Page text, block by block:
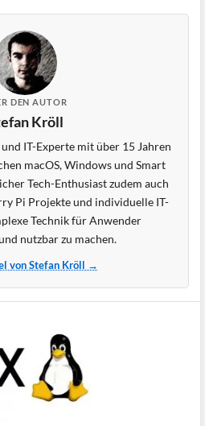
DEN AUTOR
Kröll
IT-Experte mit über 15 Jahren
macOS, Windows und Smart
Tech-Enthusiast zudem auch
Pi Projekte und individuelle IT-
Technik für Anwender
nutzbar zu machen.
von Stefan Kröll →